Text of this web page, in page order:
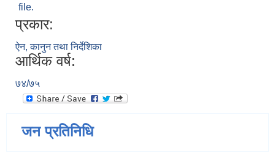
file.
प्रकार:
ऐन, कानुन तथा निर्देशिका
आर्थिक वर्ष:
७४/७५
जन प्रतिनिधि